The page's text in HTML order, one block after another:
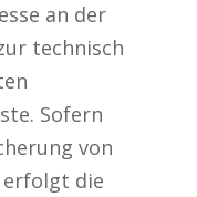
an der
technisch
Sofern
von
erfolgt die